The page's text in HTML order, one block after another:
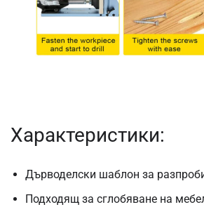
Характеристики:
Дърводелски шаблон за
Подходящ за сглобяване на